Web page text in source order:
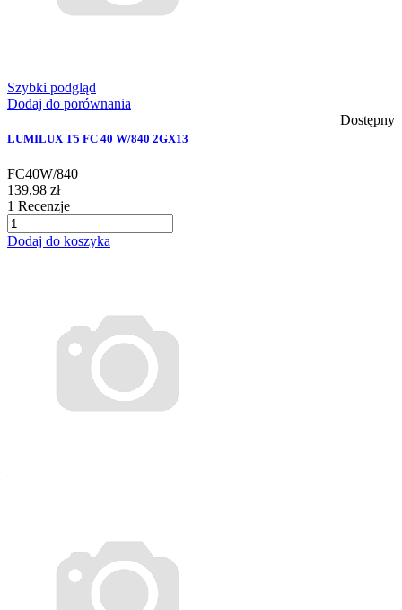
Szybki podgląd
Dodaj do porównania
Dostępny
LUMILUX T5 FC 40 W/840 2GX13
FC40W/840
139,98 zł
1 Recenzje
Dodaj do koszyka